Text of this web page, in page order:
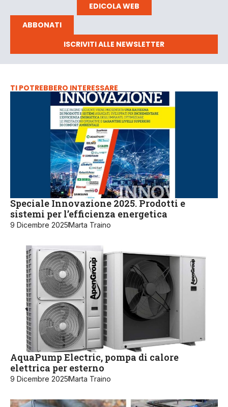
EDICOLA WEB
ABBONATI
ISCRIVITI ALLE NEWSLETTER
TI POTREBBERO INTERESSARE
Speciale Innovazione 2025. Prodotti e
sistemi per l’efficienza energetica
9 Dicembre 2025Marta Traino
AquaPump Electric, pompa di calore
elettrica per esterno
9 Dicembre 2025Marta Traino